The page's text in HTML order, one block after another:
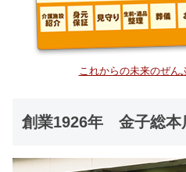
これからの未来のぜん
創業1926年 金子総本